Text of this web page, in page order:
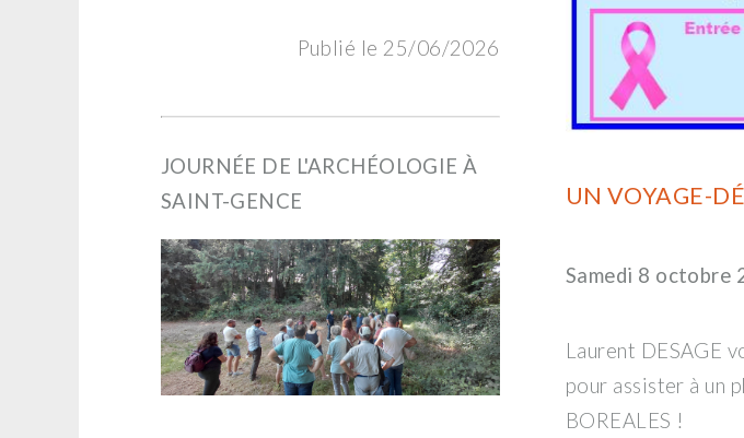
Publié le 25/06/2026
JOURNÉE DE L'ARCHÉOLOGIE À
SAINT-GENCE
UN VOYAGE-
Samedi 8 octobre
Laurent DESAGE
pour assister à un
BOREALES !